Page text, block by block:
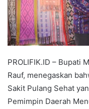
PROLIFIK.ID – Bupati
Rauf, menegaskan
Sakit Pulang Sehat
Pemimpin Daerah